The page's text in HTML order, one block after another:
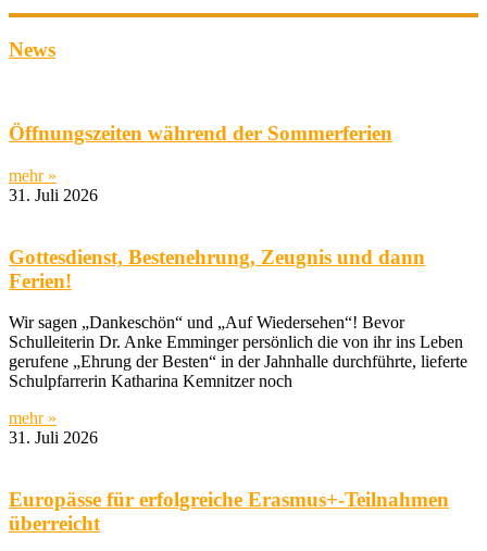
News
Öffnungszeiten während der Sommerferien
mehr »
31. Juli 2026
Gottesdienst, Bestenehrung, Zeugnis und dann
Ferien!
Wir sagen „Dankeschön“ und „Auf Wiedersehen“! Bevor
Schulleiterin Dr. Anke Emminger persönlich die von ihr ins Leben
gerufene „Ehrung der Besten“ in der Jahnhalle durchführte, lieferte
Schulpfarrerin Katharina Kemnitzer noch
mehr »
31. Juli 2026
Europässe für erfolgreiche Erasmus+-Teilnahmen
überreicht